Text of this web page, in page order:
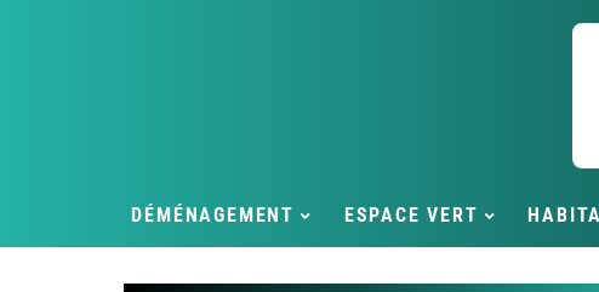
DÉMÉNAGEMENT ESPACE VERT